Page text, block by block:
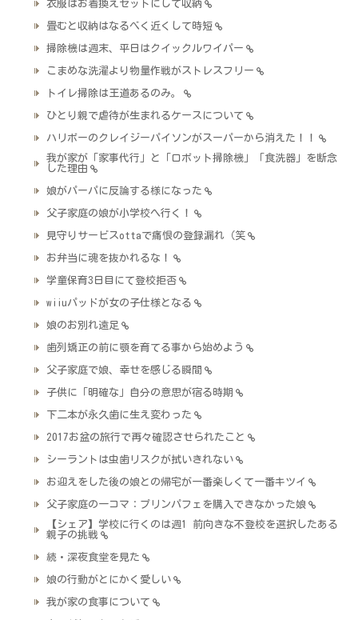
衣服はお着換えセットにして収納
畳むと収納はなるべく近くして時短
掃除機は週末、平日はクイックルワイパー
こまめな洗濯より物量作戦がストレスフリー
トイレ掃除は王道あるのみ。
ひとり親で虐待が生まれるケースについて
ハリボーのクレイジーパイソンがスーパーから消えた！！
我が家が「家事代行」と「ロボット掃除機」「食洗器」を断念
した理由
娘がパーパに反論する様になった
父子家庭の娘が小学校へ行く！
見守りサービスottaで痛恨の登録漏れ（笑
お弁当に魂を抜かれるな！
学童保育3日目にて登校拒否
wiiuパッドが女の子仕様となる
娘のお別れ遠足
歯列矯正の前に顎を育てる事から始めよう
父子家庭で娘、幸せを感じる瞬間
子供に「明確な」自分の意思が宿る時期
下二本が永久歯に生え変わった
2017お盆の旅行で再々確認させられたこと
シーラントは虫歯リスクが拭いきれない
お迎えをした後の娘との帰宅が一番楽しくて一番キツイ
父子家庭の一コマ：プリンパフェを購入できなかった娘
【シェア】学校に行くのは週1 前向きな不登校を選択したある
親子の挑戦
続・深夜食堂を見た
娘の行動がとにかく愛しい
我が家の食事について